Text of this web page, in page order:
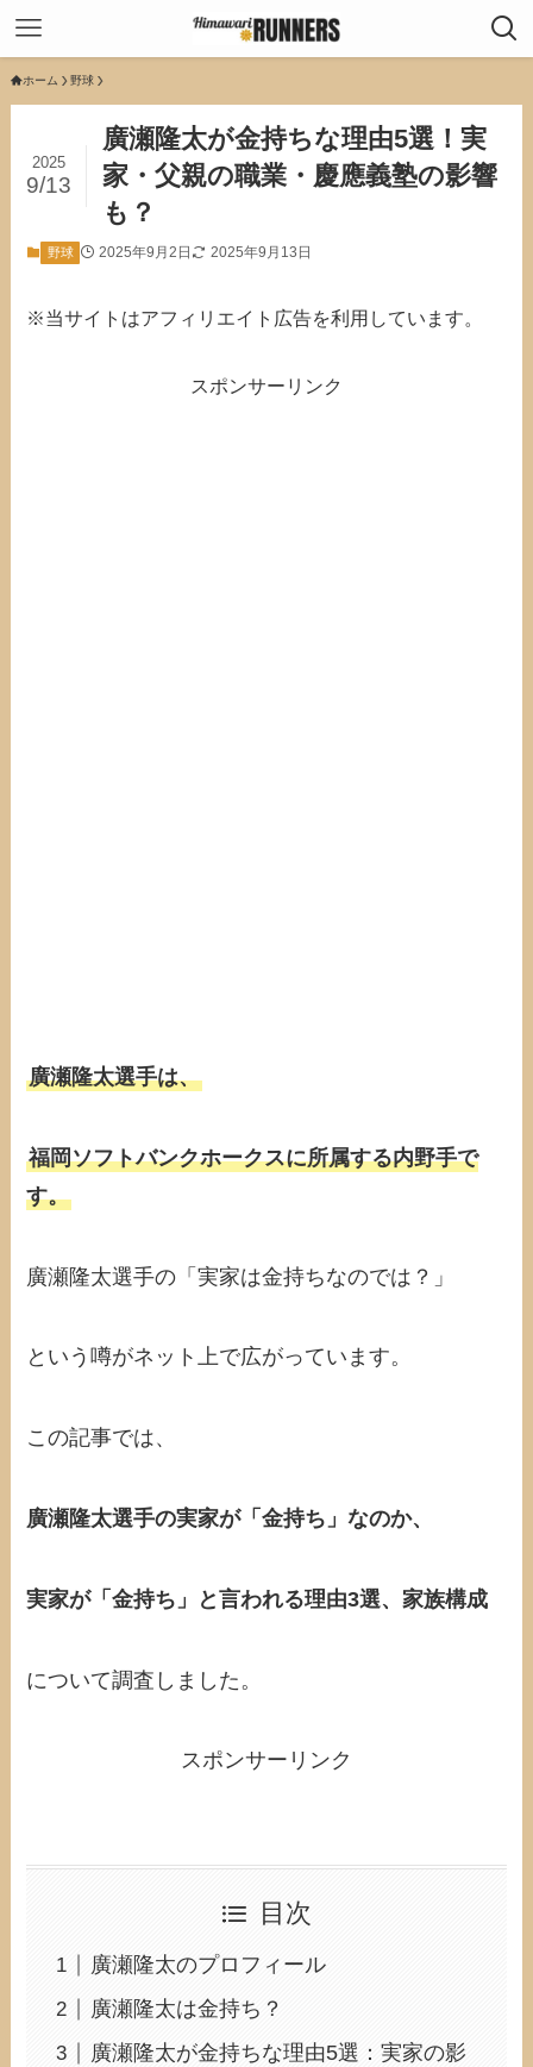
ホーム 野球
廣瀬隆太が金持ちな理由5選！実
家・父親の職業・慶應義塾の影響
も？
2025
9/13
野球 2025年9月2日 2025年9月13日
※当サイトはアフィリエイト広告を利用しています。
スポンサーリンク
廣瀬隆太選手は、
福岡ソフトバンクホークスに所属する内野手で
す。
廣瀬隆太選手の「実家は金持ちなのでは？」
という噂がネット上で広がっています。
この記事では、
廣瀬隆太選手の実家が「金持ち」なのか、
実家が「金持ち」と言われる理由3選、家族構成
について調査しました。
スポンサーリンク
目次
廣瀬隆太のプロフィール
廣瀬隆太は金持ち？
廣瀬隆太が金持ちな理由5選：実家の影